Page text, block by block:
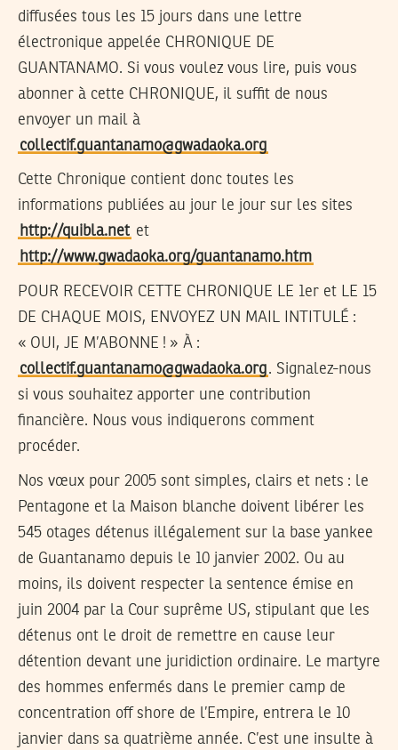
diffusées tous les 15 jours dans une lettre
électronique appelée CHRONIQUE DE
GUANTANAMO. Si vous voulez vous lire, puis vous
abonner à cette CHRONIQUE, il suffit de nous
envoyer un mail à
collectif.guantanamo@gwadaoka.org
Cette Chronique contient donc toutes les
informations publiées au jour le jour sur les sites
http://quibla.net et
http://www.gwadaoka.org/guantanamo.htm
POUR RECEVOIR CETTE CHRONIQUE LE 1er et LE 15
DE CHAQUE MOIS, ENVOYEZ UN MAIL INTITULÉ :
« OUI, JE M’ABONNE ! » À :
collectif.guantanamo@gwadaoka.org. Signalez-nous
si vous souhaitez apporter une contribution
financière. Nous vous indiquerons comment
procéder.
Nos vœux pour 2005 sont simples, clairs et nets : le
Pentagone et la Maison blanche doivent libérer les
545 otages détenus illégalement sur la base yankee
de Guantanamo depuis le 10 janvier 2002. Ou au
moins, ils doivent respecter la sentence émise en
juin 2004 par la Cour suprême US, stipulant que les
détenus ont le droit de remettre en cause leur
détention devant une juridiction ordinaire. Le martyre
des hommes enfermés dans le premier camp de
concentration off shore de l’Empire, entrera le 10
janvier dans sa quatrième année. C’est une insulte à